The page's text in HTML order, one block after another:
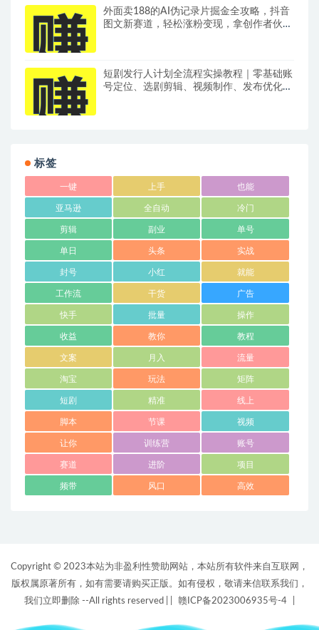
外面卖188的AI伪记录片掘金全攻略，抖音
图文新赛道，轻松涨粉变现，拿创作者伙伴
短剧发行人计划全流程实操教程｜零基础账
号定位、选剧剪辑、视频制作、发布优化一
标签
一键 上手 也能
亚马逊 全自动 冷门
剪辑 副业 单号
单日 头条 实战
封号 小红 就能
工作流 干货 广告
快手 批量 操作
收益 教你 教程
文案 月入 流量
淘宝 玩法 矩阵
短剧 精准 线上
脚本 节课 视频
让你 训练营 账号
赛道 进阶 项目
频带 风口 高效
Copyright © 2023本站为非盈利性赞助网站，本站所有软件来自互联网，
版权属原著所有，如有需要请购买正版。如有侵权，敬请来信联系我们，
我们立即删除 --All rights reserved |
赣ICP备2023006935号-4